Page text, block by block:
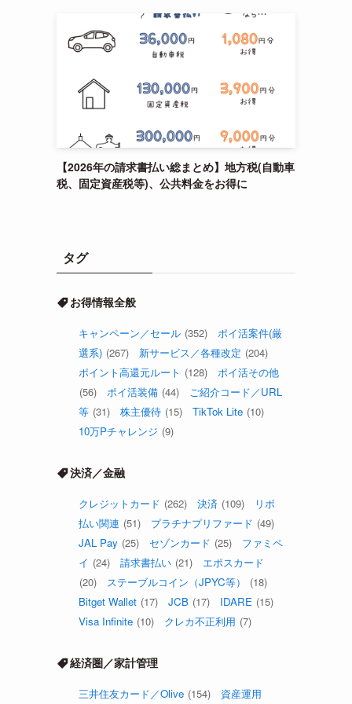
【2026年の請求書払い総まとめ】地方税(自動車
税、固定資産税等)、公共料金をお得に
タグ
お得情報全般
キャンペーン／セール (352)
ポイ活案件(厳
選系) (267) 新サービス／各種改定 (204)
ポイント高還元ルート (128)
ポイ活その他
(56)
ポイ活装備 (44)
ご紹介コード／URL
等 (31) 株主優待 (15) TikTok Lite (10)
10万Pチャレンジ (9)
決済／金融
クレジットカード (262) 決済 (109)
リボ
払い関連 (51) プラチナプリファード (49)
JAL Pay (25) セゾンカード (25)
ファミペ
イ (24) 請求書払い (21)
エポスカード
(20)
ステーブルコイン（JPYC等）
(18)
Bitget Wallet (17) JCB (17) IDARE (15)
Visa Infinite (10) クレカ不正利用 (7)
経済圏／家計管理
三井住友カード／Olive (154) 資産運用